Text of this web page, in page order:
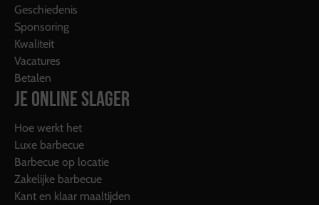
Geschiedenis
Sponsoring
Kwaliteit
Vacatures
Betalen
JE ONLINE SLAGER
Hoe werkt het
Luxe barbecue
Barbecue op locatie
Zakelijke barbecue
Kant en klaar maaltijden